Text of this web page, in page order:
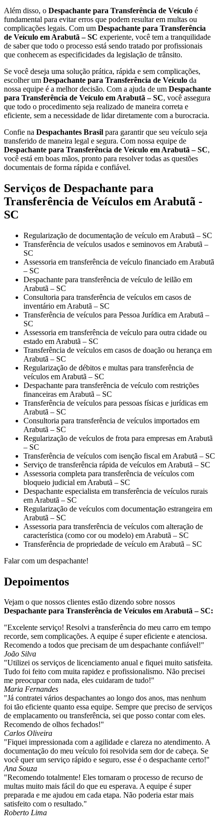
Além disso, o Despachante para Transferência de Veículo é
fundamental para evitar erros que podem resultar em multas ou
complicações legais. Com um Despachante para Transferência
de Veículo em Arabutã – SC experiente, você tem a tranquilidade
de saber que todo o processo está sendo tratado por profissionais
que conhecem as especificidades da legislação de trânsito.
Se você deseja uma solução prática, rápida e sem complicações,
escolher um Despachante para Transferência de Veículo da
nossa equipe é a melhor decisão. Com a ajuda de um Despachante
para Transferência de Veículo em Arabutã – SC, você assegura
que todo o procedimento seja realizado de maneira correta e
eficiente, sem a necessidade de lidar diretamente com a burocracia.
Confie na Despachantes Brasil para garantir que seu veículo seja
transferido de maneira legal e segura. Com nossa equipe de
Despachante para Transferência de Veículo em Arabutã – SC,
você está em boas mãos, pronto para resolver todas as questões
documentais de forma rápida e confiável.
Serviços de Despachante para
Transferência de Veículos em Arabutã -
SC
Regularização de documentação de veículo em Arabutã – SC
Transferência de veículos usados e seminovos em Arabutã –
SC
Assessoria em transferência de veículo financiado em Arabutã
– SC
Despachante para transferência de veículo de leilão em
Arabutã – SC
Consultoria para transferência de veículos em casos de
inventário em Arabutã – SC
Transferência de veículos para Pessoa Jurídica em Arabutã –
SC
Assessoria em transferência de veículo para outra cidade ou
estado em Arabutã – SC
Transferência de veículos em casos de doação ou herança em
Arabutã – SC
Regularização de débitos e multas para transferência de
veículos em Arabutã – SC
Despachante para transferência de veículo com restrições
financeiras em Arabutã – SC
Transferência de veículos para pessoas físicas e jurídicas em
Arabutã – SC
Consultoria para transferência de veículos importados em
Arabutã – SC
Regularização de veículos de frota para empresas em Arabutã
– SC
Transferência de veículos com isenção fiscal em Arabutã – SC
Serviço de transferência rápida de veículos em Arabutã – SC
Assessoria completa para transferência de veículos com
bloqueio judicial em Arabutã – SC
Despachante especialista em transferência de veículos rurais
em Arabutã – SC
Regularização de veículos com documentação estrangeira em
Arabutã – SC
Assessoria para transferência de veículos com alteração de
característica (como cor ou modelo) em Arabutã – SC
Transferência de propriedade de veículo em Arabutã – SC
Falar com um despachante!
Depoimentos
Vejam o que nossos clientes estão dizendo sobre nossos
Despachante para Transferência de Veículos em Arabutã – SC:
"Excelente serviço! Resolvi a transferência do meu carro em tempo
recorde, sem complicações. A equipe é super eficiente e atenciosa.
Recomendo a todos que precisam de um despachante confiável!"
João Silva
"Utilizei os serviços de licenciamento anual e fiquei muito satisfeita.
Tudo foi feito com muita rapidez e profissionalismo. Não precisei
me preocupar com nada, eles cuidaram de tudo!"
Maria Fernandes
"Já contratei vários despachantes ao longo dos anos, mas nenhum
foi tão eficiente quanto essa equipe. Sempre que preciso de serviços
de emplacamento ou transferência, sei que posso contar com eles.
Recomendo de olhos fechados!"
Carlos Oliveira
"Fiquei impressionada com a agilidade e clareza no atendimento. A
documentação do meu veículo foi resolvida sem dor de cabeça. Se
você quer um serviço rápido e seguro, esse é o despachante certo!"
Ana Souza
"Recomendo totalmente! Eles tornaram o processo de recurso de
multas muito mais fácil do que eu esperava. A equipe é super
preparada e me ajudou em cada etapa. Não poderia estar mais
satisfeito com o resultado."
Roberto Lima